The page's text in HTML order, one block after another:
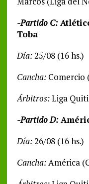
-Partido C:
Toba
Día:25/08 (16 hs.)
Cancha:Comercio
Árbitros:Liga
-Partido D:
Día:26/08 (16 hs.)
Cancha:América